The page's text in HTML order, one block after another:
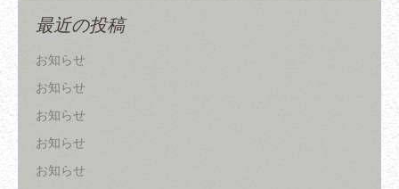
最近の投稿
お知らせ
お知らせ
お知らせ
お知らせ
お知らせ